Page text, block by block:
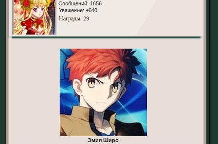
Сообщений: 1656
Уважение: +640
Награды: 29
Эмия Широ